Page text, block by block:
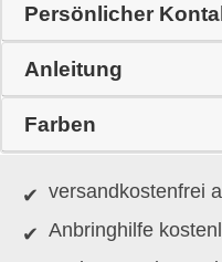
Persönlicher
Anleitung
Farben
versandkostenfrei
Anbringhilfe